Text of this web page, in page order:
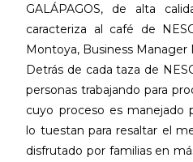
GALÁPAGOS, de alta
caracteriza al café de
Montoya, Business Manager
Detrás de cada taza de
personas trabajando para
cuyo proceso es manejado
lo tuestan para resaltar el
disfrutado por familias en